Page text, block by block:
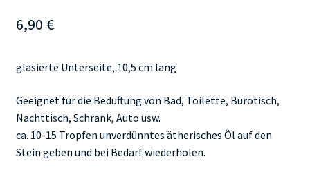
6,90 €
glasierte Unterseite, 10,5 cm lang
Geeignet für die Beduftung von Bad, Toilette, Bürotisch,
Nachttisch, Schrank, Auto usw.
ca. 10-15 Tropfen unverdünntes ätherisches Öl auf den
Stein geben und bei Bedarf wiederholen.